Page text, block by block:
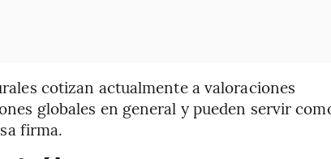
cotizan actualmente a valoraciones
globales en general y pueden servir
firma.